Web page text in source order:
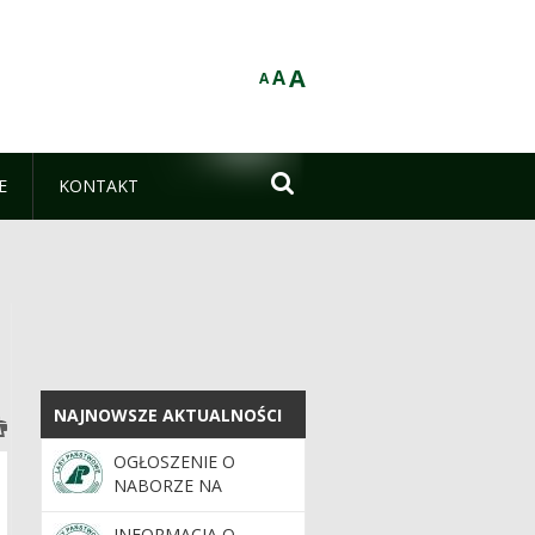
AAA
KONTAKT 
NAJNOWSZE AKTUALNOŚCI
NAJNOWSZE AKTUALNOŚCI
OGŁOSZENIE O
NABORZE NA
STANOWISKO